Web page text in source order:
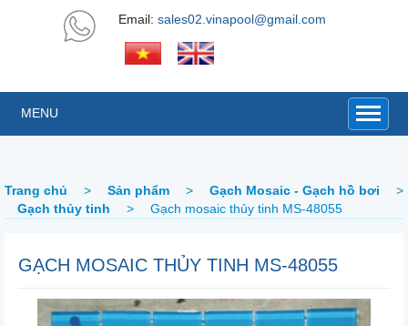
Email: sales02.vinapool@gmail.com
MENU
Trang chủ > Sản phẩm > Gạch Mosaic - Gạch hồ bơi
>
Gạch thủy tinh
> Gạch mosaic thủy tinh MS-48055
GẠCH MOSAIC THỦY TINH MS-48055